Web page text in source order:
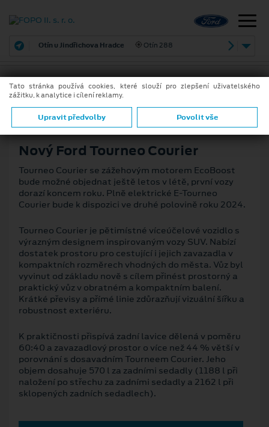
Otín u Jindřichova Hradce Otín 288
15. 5. 2023
Nový Ford Tourneo Courier
Tourneo Courier se zážehovým motorem EcoBoost
bude možné objednat ještě letos v létě, první vozy
dorazí koncem roku. Plně elektrické E-Tourneo
Courier bude k dispozici ve druhé polovině roku 2024.
Tourneo Courier je pětimístné víceúčelové vozidlo s
výrazným designem inspirovaným vozy SUV. Nabízí
dostatek prostoru pro cestující i jejich zavazadla v
kompaktních rozměrech vhodných do města. Vůz byl
vyvinut od základu nově s cílem přinést prostorný a
praktický vůz v obratném a kompaktním balení.
Krátké převisy a přímé linie zdůrazňují vizuální šířku a
robustnost exteriéru.
K praktičnosti přispívá zadní lavice dělená v poměru
60:40 a zavazadlový prostor o více než 44 % větší v
porovnání s dosavadním Tourneem Courier. Jeho
objem dosahuje 570 l za zadními sedadly (1188 l při
naložení po střechu za zadními sedadly a 2162 l při
sklopených zadních sedadlech).
Tato stránka používá cookies, které slouží pro zlepšení uživatelského
zážitku, k analytice i cílení reklamy.
Upravit předvolby Povolit vše